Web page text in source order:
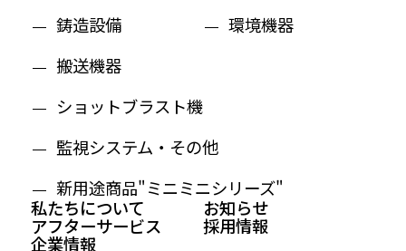
鋳造設備
環境機器
搬送機器
ショットブラスト機
監視システム・その他
新用途商品"ミニミニシリーズ"
私たちについて
アフターサービス
企業情報
お知らせ
採用情報